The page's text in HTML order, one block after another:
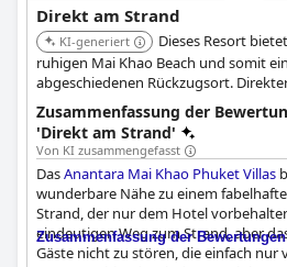
Der Surin-Strand liegt zwar
nicht allzu weit von der Stadt entfernt,
möchten. Mit seinem fantastischen
großartigen Strandlage und dem
das Surin Phuket das ideale Ziel für
Strandurlaub in Thailand.
Direkt am Strand
KI-generiert
Dieses Resort
ruhigen Mai Khao Beach und somit
abgeschiedenen Rückzugsort.
geräumige Villen mit luxuriösen
Ausgezeichnet für Gäste, die
zu einem unberührten Strand suchen.
Zusammenfassung der
'Direkt am Strand'
Von KI zusammengefasst
DasAnantara Mai Khao Phuket Villas
wunderbare Nähe zu einem
Strand, der nur dem Hotel
eindeutigen Weg zum Strand, aber
Gäste nicht zu stören, die einfach nur
Zusammenfassung der